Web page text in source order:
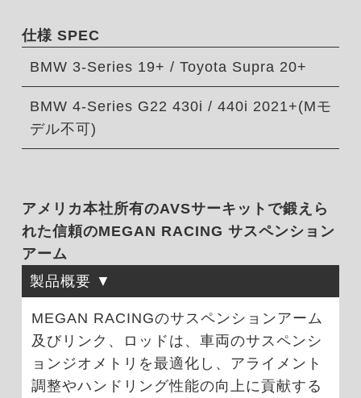
仕様 SPEC
BMW 3-Series 19+ / Toyota Supra 20+
BMW 4-Series G22 430i / 440i 2021+(Mモ
デル不可)
アメリカ本社所有のAVSサーキットで鍛えら
れた信頼のMEGAN RACING サスペンション
アーム
製品概要
MEGAN RACINGのサスペンションアーム
及びリンク、ロッドは、車両のサスペンシ
ョンジオメトリを最適化し、アライメント
調整やハンドリング性能の向上に貢献する